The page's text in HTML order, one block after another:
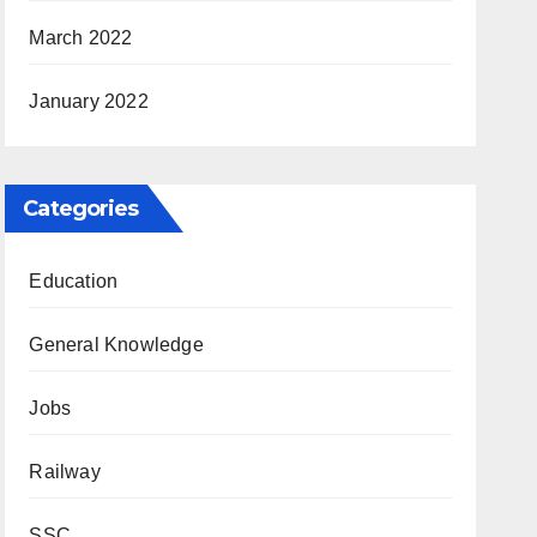
March 2022
January 2022
Categories
Education
General Knowledge
Jobs
Railway